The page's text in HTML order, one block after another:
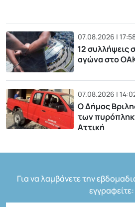
07.08.2026 |
12 συλλήψεις
αγώνα στο
07.08.2026 |
Ο Δήμος
των
Αττική
Για να λαμβάνετε την
εγγραφείτε: